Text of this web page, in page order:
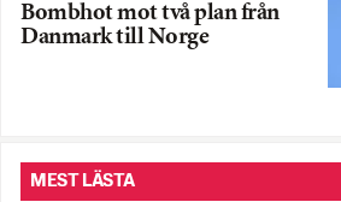
Bombhot mot två plan från
Danmark till Norge
MEST LÄSTA